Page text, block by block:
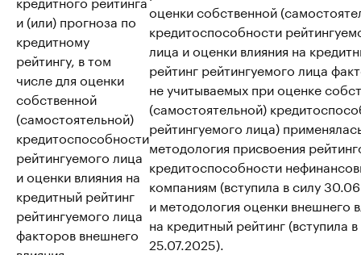
и (или) прогноза по
кредитному
рейтингу, в том
числе для оценки
собственной
(самостоятельной)
кредитоспособности
рейтингуемого лица
и оценки влияния на
кредитный рейтинг
рейтингуемого лица
факторов внешнего
оценки собственной
кредитоспособности
лица и оценки влияния на
рейтинг рейтингуемого лица
не учитываемых при оценке
(самостоятельной)
рейтингуемого лица)
методология присвоения
кредитоспособности
компаниям (вступила в силу
и методология оценки внешнего
на кредитный рейтинг (вступила
25.07.2025).